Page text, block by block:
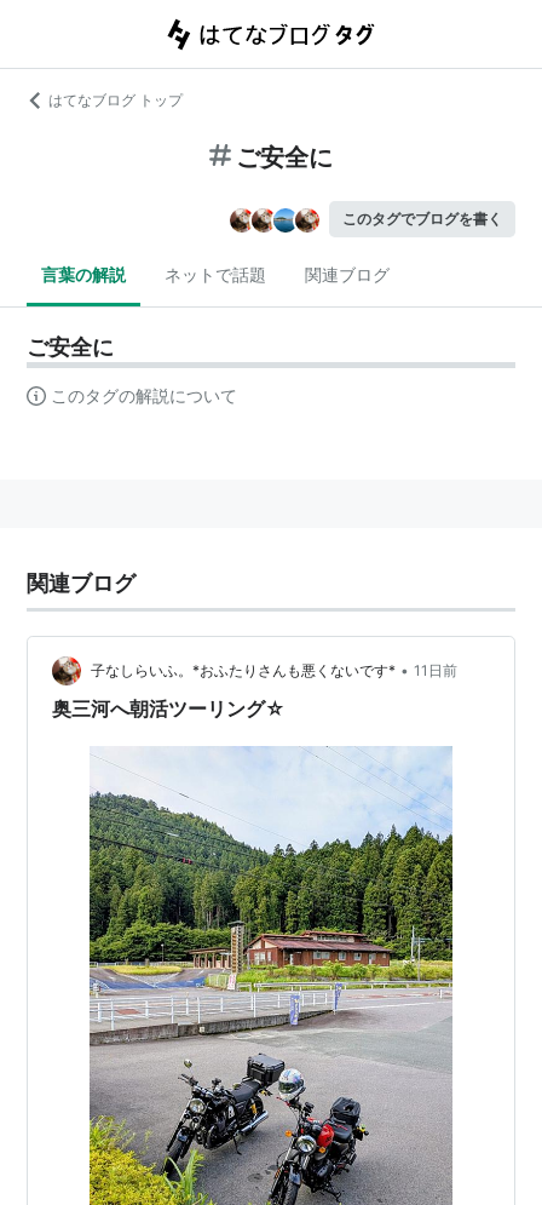
はてなブログ トップ
ご安全に
このタグでブログを書く
言葉の解説 ネットで話題 関連ブログ
ご安全に
このタグの解説について
関連ブログ
子なしらいふ。*おふたりさんも悪くないです* • 11日前
奥三河へ朝活ツーリング☆